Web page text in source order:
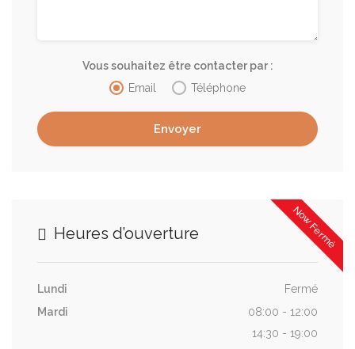
Vous souhaitez être contacter par :
Email
Téléphone
Now Fermé
Heures d’ouverture
Lundi
Fermé
Mardi
08:00 - 12:00
14:30 - 19:00